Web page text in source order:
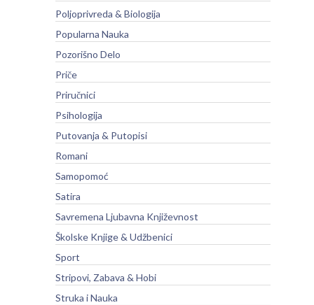
Poljoprivreda & Biologija
Popularna Nauka
Pozorišno Delo
Priče
Priručnici
Psihologija
Putovanja & Putopisi
Romani
Samopomoć
Satira
Savremena Ljubavna Književnost
Školske Knjige & Udžbenici
Sport
Stripovi, Zabava & Hobi
Struka i Nauka